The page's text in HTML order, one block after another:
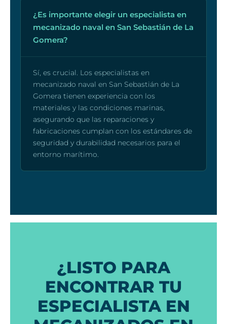
¿Es importante elegir un especialista en
mecanizado naval en San Sebastián de La
Gomera?
Sí, es crucial. Los especialistas en
mecanizado naval en San Sebastián de La
Gomera tienen experiencia con los
materiales y las condiciones marinas,
asegurando que las reparaciones y
fabricaciones cumplan con los estándares de
seguridad y durabilidad necesarios para el
entorno marítimo.
¿LISTO PARA
ENCONTRAR TU
ESPECIALISTA EN